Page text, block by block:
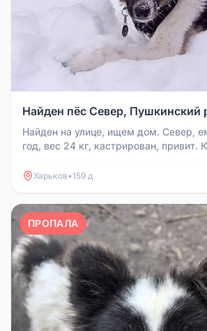
Найден пёс Север, Пушкинский
Найден на улице, ищем дом. Север,
год, вес 24 кг, кастрирован, привит.
Харьков•159 д
ПРОПАЛА